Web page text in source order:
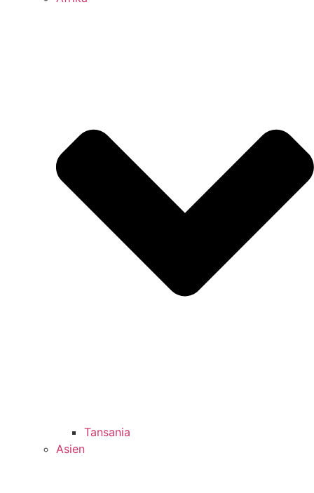
Tansania
Asien